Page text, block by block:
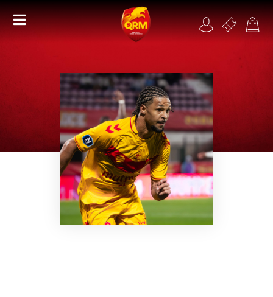
Académie
Féminines
Organisme de formation
RSE
Contact
FAQ